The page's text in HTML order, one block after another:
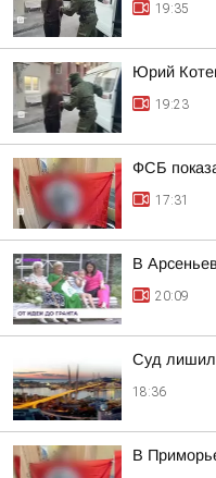
19:35
Юрий
19:23
ФСБ
17:31
В
20:09
Суд лишил
18:36
В